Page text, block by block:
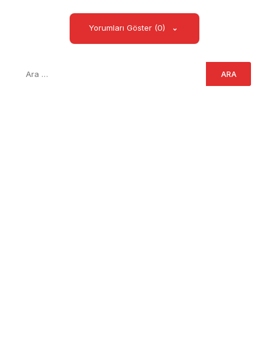
Yorumları Göster (0)